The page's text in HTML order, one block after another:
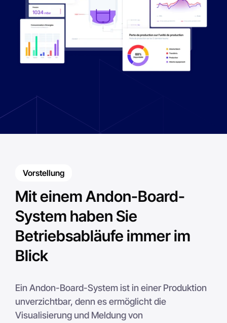
Vorstellung
Mit einem Andon-Board-
System haben Sie
Betriebsabläufe immer im
Blick
Ein Andon-Board-System ist in einer Produktion
unverzichtbar, denn es ermöglicht die
Visualisierung und Meldung von